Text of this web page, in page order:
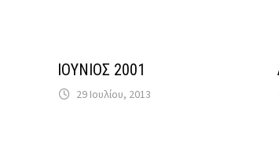
ΙΟΥΝΙΟΣ 2001
29 Ιουλίου, 2013